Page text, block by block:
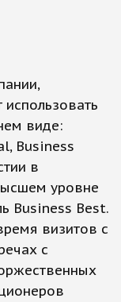
виде:
Business
в
уровне
Business Best.
визитов с
с